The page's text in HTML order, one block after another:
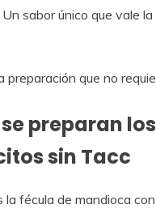
sabor único que vale
preparación que no
preparan los
sin Tacc
la fécula de mandioca